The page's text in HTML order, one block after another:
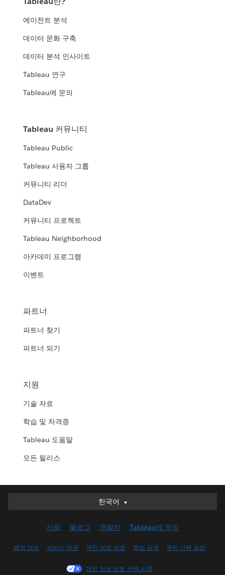
에이전트 분석
데이터 문화 구축
데이터 분석 인사이트
Tableau 연구
Tableau에 문의
Tableau 커뮤니티
Tableau Public
Tableau 사용자 그룹
커뮤니티 리더
DataDev
커뮤니티 프로젝트
Tableau Neighborhood
아카데미 프로그램
이벤트
파트너
파트너 찾기
파트너 되기
지원
기술 자료
학습 및 자격증
Tableau 도움말
모든 릴리스
한국어
한국어
English (UK)
Français (Canada)
신뢰 블로그 개발자 Tableau에 문의
법적 정보 서비스 약관 개인 정보 보호 책임 공개 쿠키 기본 설정
개인 정보 보호 선택 사항